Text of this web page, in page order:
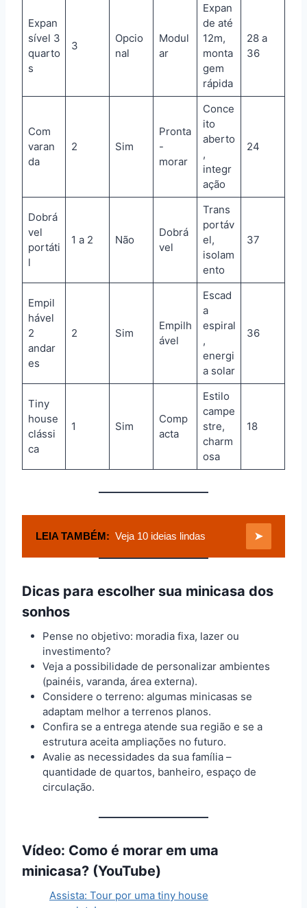
Expan
sível 3
quarto
s
3
Opcio
nal
Modul
ar
Expan
de até
12m,
monta
gem
rápida
28 a
36
Com
varan
da
2 Sim
Pronta
-
morar
Conce
ito
aberto
,
integr
ação
24
Dobrá
vel
portáti
l
1 a 2 Não
Dobrá
vel
Trans
portáv
el,
isolam
ento
37
Empil
hável
2
andar
es
2 Sim
Empilh
ável
Escad
a
espiral
,
energi
a solar
36
Tiny
house
clássi
ca
1 Sim
Comp
acta
Estilo
campe
stre,
charm
osa
18
LEIA TAMBÉM: Veja 10 ideias lindas ➤
Dicas para escolher sua minicasa dos
sonhos
Pense no objetivo: moradia fixa, lazer ou
investimento?
Veja a possibilidade de personalizar ambientes
(painéis, varanda, área externa).
Considere o terreno: algumas minicasas se
adaptam melhor a terrenos planos.
Confira se a entrega atende sua região e se a
estrutura aceita ampliações no futuro.
Avalie as necessidades da sua família –
quantidade de quartos, banheiro, espaço de
circulação.
Vídeo: Como é morar em uma
minicasa? (YouTube)
Assista: Tour por uma tiny house